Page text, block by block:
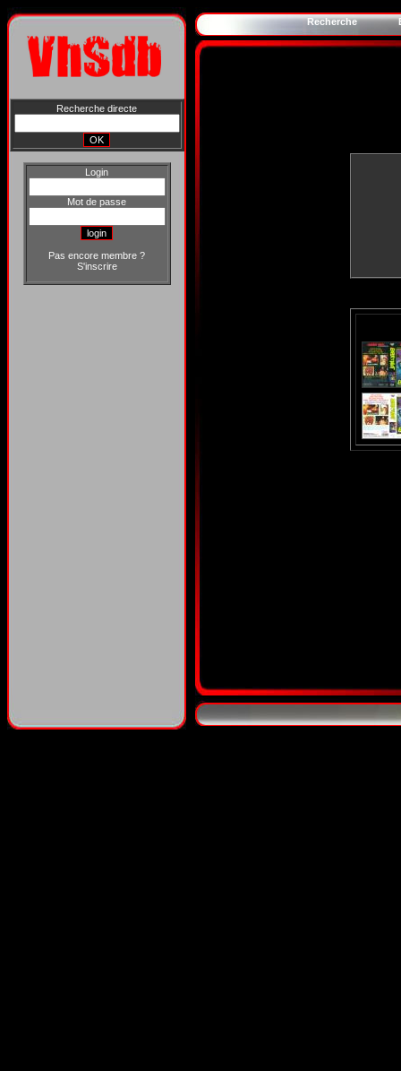
Recherche directe
Login
Mot de passe
Pas encore membre ?
S'inscrire
Recherche